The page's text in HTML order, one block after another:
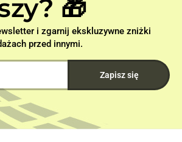
🎁
i zgarnij ekskluzywne zniżki
przed innymi.